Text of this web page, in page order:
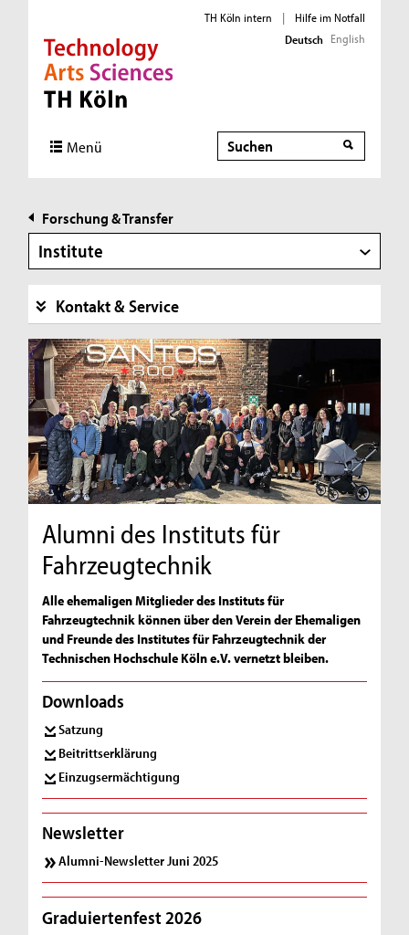
Direkt zur Hauptnavigation
Direkt zur Subnavigation
Direkt zum Inhalt
Direkt zum Fußbereich
TH Köln intern |
Hilfe im Notfall
Deutsch English
Menü Suche
Suche
Forschung & Transfer
Institute
Kontakt & Service
Alumni des Instituts für
Fahrzeugtechnik
Alle ehemaligen Mitglieder des Instituts für
Fahrzeugtechnik können über den Verein der Ehemaligen
und Freunde des Institutes für Fahrzeugtechnik der
Technischen Hochschule Köln e.V. vernetzt bleiben.
Downloads
Satzung
Beitrittserklärung
Einzugsermächtigung
Newsletter
Alumni-Newsletter Juni 2025
Graduiertenfest 2026